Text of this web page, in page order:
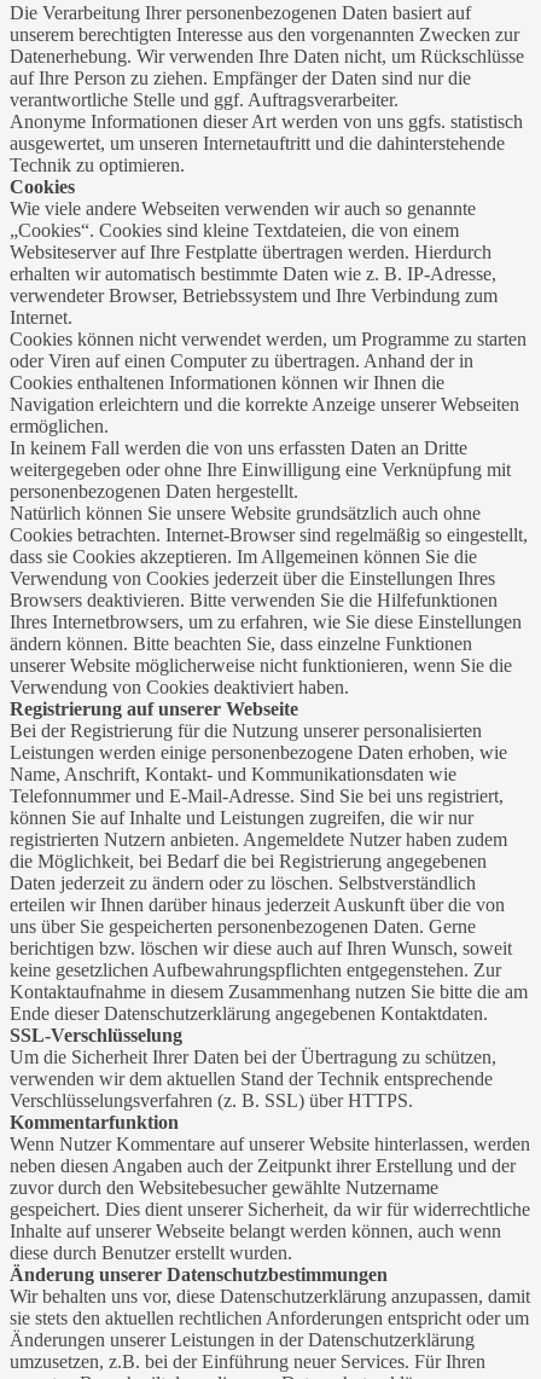
Die Verarbeitung Ihrer personenbezogenen Daten basiert auf
unserem berechtigten Interesse aus den vorgenannten Zwecken zur
Datenerhebung. Wir verwenden Ihre Daten nicht, um Rückschlüsse
auf Ihre Person zu ziehen. Empfänger der Daten sind nur die
verantwortliche Stelle und ggf. Auftragsverarbeiter.
Anonyme Informationen dieser Art werden von uns ggfs. statistisch
ausgewertet, um unseren Internetauftritt und die dahinterstehende
Technik zu optimieren.
Cookies
Wie viele andere Webseiten verwenden wir auch so genannte
„Cookies“. Cookies sind kleine Textdateien, die von einem
Websiteserver auf Ihre Festplatte übertragen werden. Hierdurch
erhalten wir automatisch bestimmte Daten wie z. B. IP-Adresse,
verwendeter Browser, Betriebssystem und Ihre Verbindung zum
Internet.
Cookies können nicht verwendet werden, um Programme zu starten
oder Viren auf einen Computer zu übertragen. Anhand der in
Cookies enthaltenen Informationen können wir Ihnen die
Navigation erleichtern und die korrekte Anzeige unserer Webseiten
ermöglichen.
In keinem Fall werden die von uns erfassten Daten an Dritte
weitergegeben oder ohne Ihre Einwilligung eine Verknüpfung mit
personenbezogenen Daten hergestellt.
Natürlich können Sie unsere Website grundsätzlich auch ohne
Cookies betrachten. Internet-Browser sind regelmäßig so eingestellt,
dass sie Cookies akzeptieren. Im Allgemeinen können Sie die
Verwendung von Cookies jederzeit über die Einstellungen Ihres
Browsers deaktivieren. Bitte verwenden Sie die Hilfefunktionen
Ihres Internetbrowsers, um zu erfahren, wie Sie diese Einstellungen
ändern können. Bitte beachten Sie, dass einzelne Funktionen
unserer Website möglicherweise nicht funktionieren, wenn Sie die
Verwendung von Cookies deaktiviert haben.
Registrierung auf unserer Webseite
Bei der Registrierung für die Nutzung unserer personalisierten
Leistungen werden einige personenbezogene Daten erhoben, wie
Name, Anschrift, Kontakt- und Kommunikationsdaten wie
Telefonnummer und E-Mail-Adresse. Sind Sie bei uns registriert,
können Sie auf Inhalte und Leistungen zugreifen, die wir nur
registrierten Nutzern anbieten. Angemeldete Nutzer haben zudem
die Möglichkeit, bei Bedarf die bei Registrierung angegebenen
Daten jederzeit zu ändern oder zu löschen. Selbstverständlich
erteilen wir Ihnen darüber hinaus jederzeit Auskunft über die von
uns über Sie gespeicherten personenbezogenen Daten. Gerne
berichtigen bzw. löschen wir diese auch auf Ihren Wunsch, soweit
keine gesetzlichen Aufbewahrungspflichten entgegenstehen. Zur
Kontaktaufnahme in diesem Zusammenhang nutzen Sie bitte die am
Ende dieser Datenschutzerklärung angegebenen Kontaktdaten.
SSL-Verschlüsselung
Um die Sicherheit Ihrer Daten bei der Übertragung zu schützen,
verwenden wir dem aktuellen Stand der Technik entsprechende
Verschlüsselungsverfahren (z. B. SSL) über HTTPS.
Kommentarfunktion
Wenn Nutzer Kommentare auf unserer Website hinterlassen, werden
neben diesen Angaben auch der Zeitpunkt ihrer Erstellung und der
zuvor durch den Websitebesucher gewählte Nutzername
gespeichert. Dies dient unserer Sicherheit, da wir für widerrechtliche
Inhalte auf unserer Webseite belangt werden können, auch wenn
diese durch Benutzer erstellt wurden.
Änderung unserer Datenschutzbestimmungen
Wir behalten uns vor, diese Datenschutzerklärung anzupassen, damit
sie stets den aktuellen rechtlichen Anforderungen entspricht oder um
Änderungen unserer Leistungen in der Datenschutzerklärung
umzusetzen, z.B. bei der Einführung neuer Services. Für Ihren